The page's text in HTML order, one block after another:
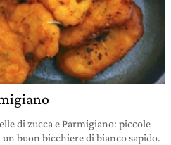
di zucca e Parmigiano: piccole
buon bicchiere di bianco sapido.